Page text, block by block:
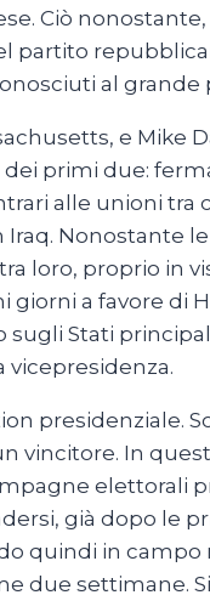
Ciò
al grande
e Mike
primi due:
alle unioni
Nonostante
loro, proprio in
a favore di
Stati
vicepresidenza.
presidenziale.
vincitore. In
elettorali
già dopo le
quindi in campo
due settimane.